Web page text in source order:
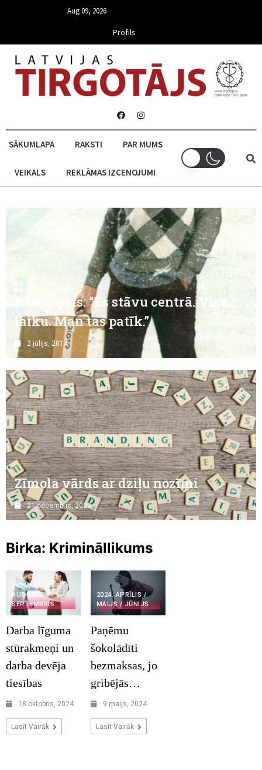
Aug 09, 2026
Profils
SĀKUMLAPA RAKSTI PAR MUMS
VEIKALS REKLĀMAS IZCENOJUMI
Aizsargāts: “Es stāvu centrā. Visu
laiku. Man tas patīk.”
2 jūlijs, 2014
Zīmola vārds ar dziļu nozīmi
21 decembris, 2023
Birka: Krimināllikums
2024. JŪLIJS /
AUGUSTS /
SEPTEMBRIS
Darba līguma
stūrakmeņi un
darba devēja
tiesības
18 oktobris, 2024
Lasīt Vairāk
2024. APRĪLIS /
MAIJS / JŪNIJS
Paņēmu
šokolādīti
bezmaksas, jo
gribējās…
9 maijs, 2024
Lasīt Vairāk